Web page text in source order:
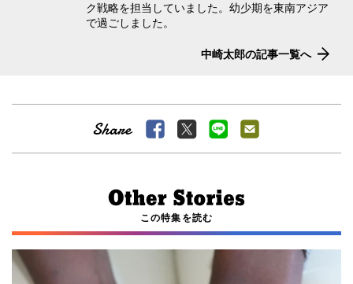
ク戦略を担当していました。幼少期を東南アジア
で過ごしました。
中崎太郎の記事一覧へ
この特集を読む